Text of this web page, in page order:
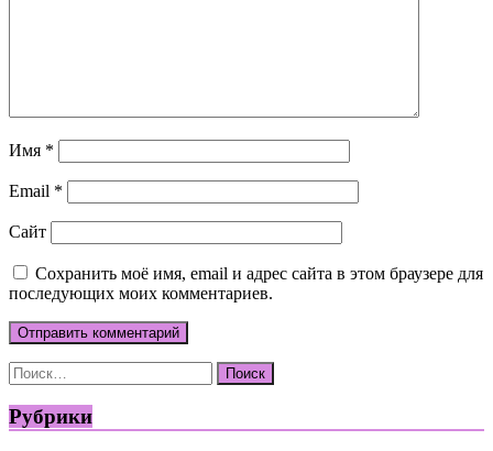
Имя *
Email *
Сайт
Сохранить моё имя, email и адрес сайта в этом браузере для
последующих моих комментариев.
Найти:
Рубрики